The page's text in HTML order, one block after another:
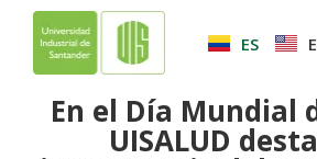
ES
En el Día Mundial
UISALUD